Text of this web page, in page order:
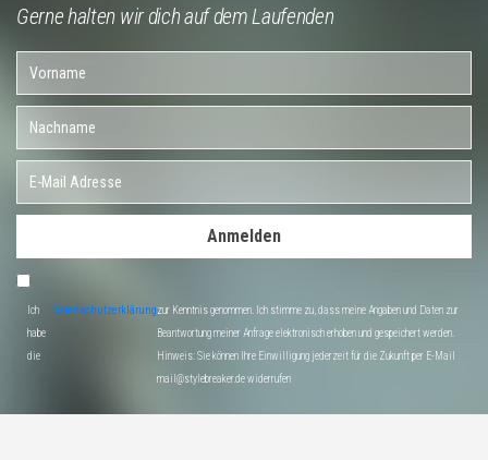
Gerne halten wir dich auf dem Laufenden
Anmelden
Ich
habe
die
Datenschutzerklärungzur Kenntnis genommen. Ich stimme zu, dass meine Angaben und Daten zur
Beantwortung meiner Anfrage elektronisch erhoben und gespeichert werden.
Hinweis: Sie können Ihre Einwilligung jederzeit für die Zukunft per E-Mail
mail@stylebreaker.de widerrufen